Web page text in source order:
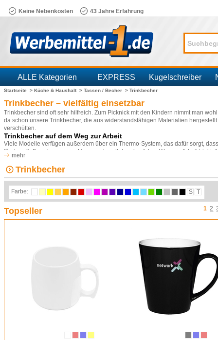
Keine Nebenkosten 43 Jahre Erfahrung
ALLE Kategorien EXPRESS Kugelschreiber
Branchen
Startseite > Küche & Haushalt > Tassen / Becher > Trinkbecher
Trinkbecher – vielfältig einsetzbar
Trinkbecher sind oft sehr hilfreich. Zum Picknick mit den Kindern nimmt man
da schon unsere Trinkbecher, die aus widerstandsfähigen Materialien
verschütten.
Trinkbecher auf dem Weg zur Arbeit
Viele Modelle verfügen außerdem über ein Thermo-System, das dafür sorgt,
für dem Kaffee, den man zu Hause zubereitet und auf dem Weg zur Arbeit
Kaffee nicht kalt trinken.
Trinkbecher im Freibad
Auch im Freibad oder am Badesee sollte man immer einen mit Wasser
Temperaturen und viel Bewegung wird man schnell durstig.
Trinkbecher als Werbemittel
Wunsch gerne von uns bedruckt oder mit einem entsprechenden
Trinkbecher wären beispielsweise ein schöner Preis bei der Tombola des
mehr
Trinkbecher
Farbe: S T
1 2
Topseller